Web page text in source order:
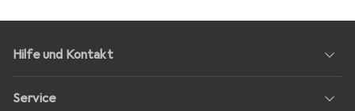
Hilfe und Kontakt
Service